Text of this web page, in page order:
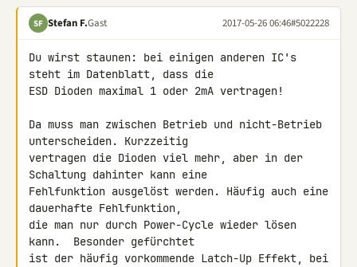
SF Stefan F.Gast 2017-05-26 06:46#5022228
Du wirst staunen: bei einigen anderen IC's
steht im Datenblatt, dass die
ESD Dioden maximal 1 oder 2mA vertragen!
Da muss man zwischen Betrieb und nicht-Betrieb
unterscheiden. Kurzzeitig
vertragen die Dioden viel mehr, aber in der
Schaltung dahinter kann eine
Fehlfunktion ausgelöst werden. Häufig auch eine
dauerhafte Fehlfunktion,
die man nur durch Power-Cycle wieder lösen
kann.  Besonder gefürchtet
ist der häufig vorkommende Latch-Up Effekt, bei